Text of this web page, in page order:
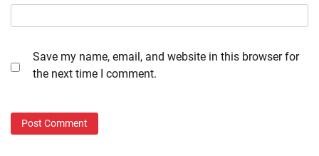
Save my name, email, and website in this browser for
the next time I comment.